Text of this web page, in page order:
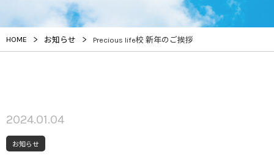
HOME > お知らせ > Precious life校 新年のご挨拶
2024.01.04
お知らせ